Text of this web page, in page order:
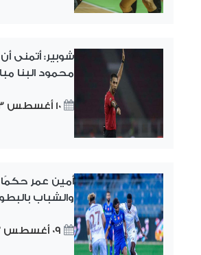
شوبير: أتمنى
محمود البنا
10 أغسطس 2023
أمين عمر حكمًا
والشباب
09 أغسطس 2023